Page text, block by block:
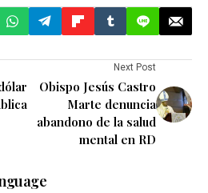
Next Post
Obispo Jesús Castro
Marte denuncia
abandono de la salud
mental en RD